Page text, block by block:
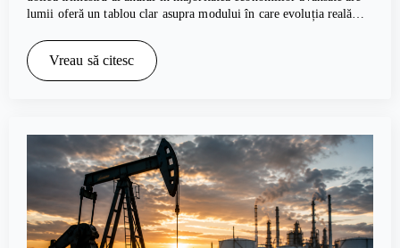
lumii oferă un tablou clar asupra modului în care evoluția reală…
Vreau să citesc